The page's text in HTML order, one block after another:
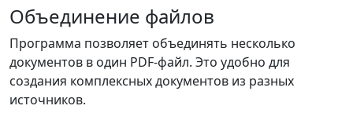
Объединение файлов
Программа позволяет объединять несколько
документов в один PDF-файл. Это удобно для
создания комплексных документов из разных
источников.